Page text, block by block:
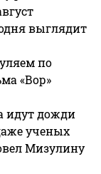
выглядит
по
«Вор»
идут дожди
ученых
Мизулину